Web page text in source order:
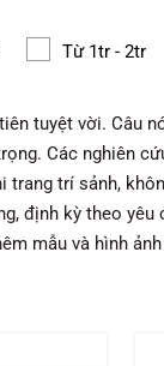
Từ 1tr - 2tr
tuyệt vời. Câu
Các nghiên
trí sảnh,
định kỳ theo yêu
mẫu và hình